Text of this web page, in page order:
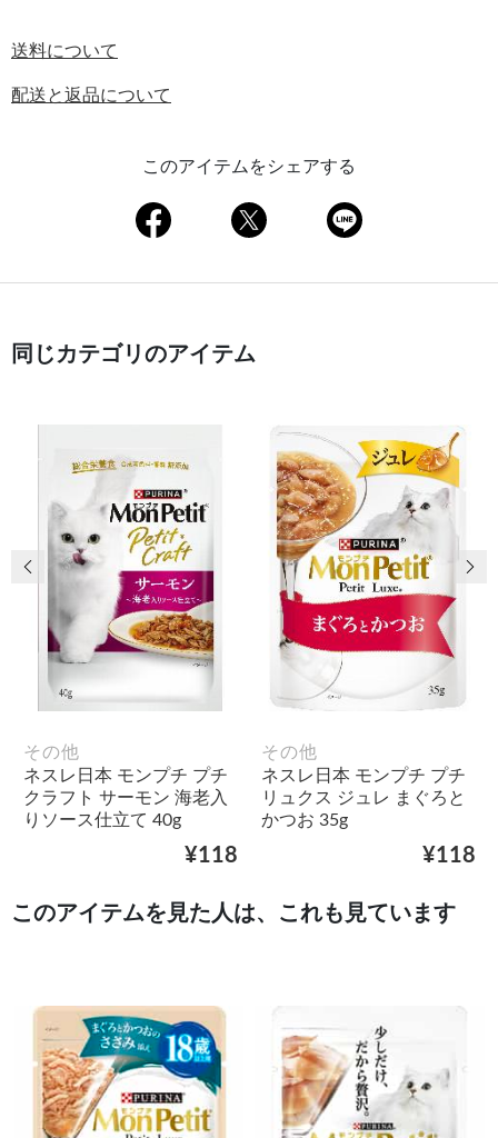
送料について
配送と返品について
このアイテムをシェアする
同じカテゴリのアイテム
その他
ネスレ日本 モンプチ プチ
クラフト サーモン 海老入
りソース仕立て 40g
¥118
その他
ネスレ日本 モンプチ プチ
リュクス ジュレ まぐろと
かつお 35g
¥118
前の画像 次
このアイテムを見た人は、これも見ています